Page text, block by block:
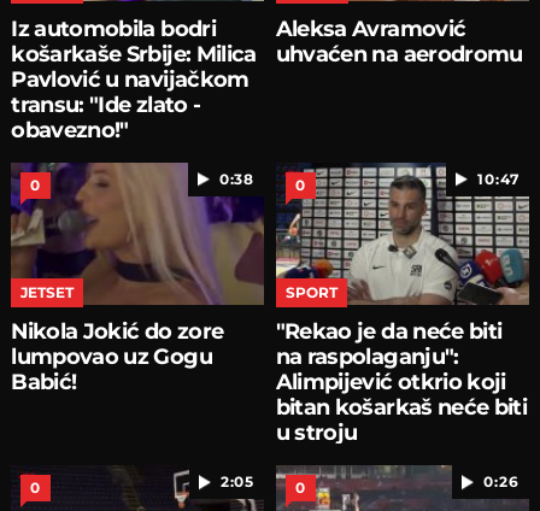
Iz automobila bodri
košarkaše Srbije: Milica
Pavlović u navijačkom
transu: "Ide zlato -
obavezno!"
Aleksa Avramović
uhvaćen na aerodromu
0:38
0
JETSET
Nikola Jokić do zore
lumpovao uz Gogu
Babić!
10:47
0
SPORT
"Rekao je da neće biti
na raspolaganju":
Alimpijević otkrio koji
bitan košarkaš neće biti
u stroju
2:05
0 0:26
0